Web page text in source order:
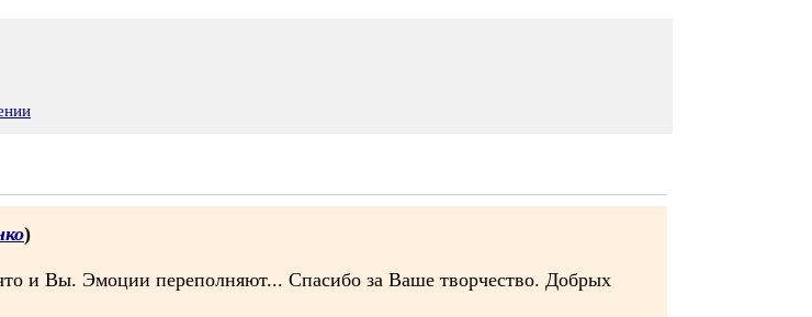
)
Вы. Эмоции переполняют... Спасибо за Ваше творчество. Добрых